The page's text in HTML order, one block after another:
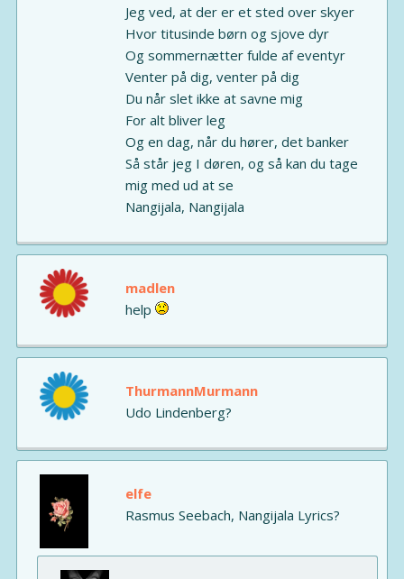
Jeg ved, at der er et sted over skyer
Hvor titusinde børn og sjove dyr
Og sommernætter fulde af eventyr
Venter på dig, venter på dig
Du når slet ikke at savne mig
For alt bliver leg
Og en dag, når du hører, det banker
Så står jeg I døren, og så kan du tage
mig med ud at se
Nangijala, Nangijala
madlen
help
ThurmannMurmann
Udo Lindenberg?
elfe
Rasmus Seebach, Nangijala Lyrics?